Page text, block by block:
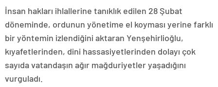
İnsan hakları ihlallerine tanıklık edilen 28 Şubat
döneminde, ordunun yönetime el koyması yerine farklı
bir yöntemin izlendiğini aktaran Yenşehirlioğlu,
kıyafetlerinden, dini hassasiyetlerinden dolayı çok
sayıda vatandaşın ağır mağduriyetler yaşadığını
vurguladı.